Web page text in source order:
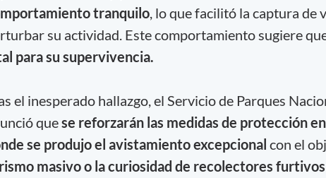
tranquilo, lo que facilitó la captura de
su actividad. Este comportamiento sugiere
para su supervivencia.
el inesperado hallazgo, el Servicio de Parques
quese reforzarán las medidas de protección
se produjo el avistamiento excepcional con el
masivo o la curiosidad de recolectores